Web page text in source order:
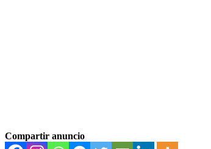
Compartir anuncio